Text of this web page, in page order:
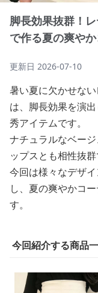
脚長効果抜群！
で作る夏の爽や
更新日 2026-07-10
暑い夏に欠かせな
は、脚長効果を演
秀アイテムです。
ナチュラルなベー
ップスとも相性抜
今回は様々なデザ
し、夏の爽やかコ
す。
今回紹介する商品